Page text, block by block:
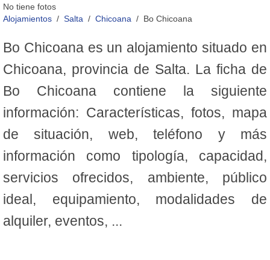
No tiene fotos
Alojamientos
Salta Chicoana Bo Chicoana
Bo Chicoana es un alojamiento situado en
Chicoana, provincia de Salta. La ficha de
Bo Chicoana contiene la siguiente
información: Características, fotos, mapa
de situación, web, teléfono y más
información como tipología, capacidad,
servicios ofrecidos, ambiente, público
ideal, equipamiento, modalidades de
alquiler, eventos, ...